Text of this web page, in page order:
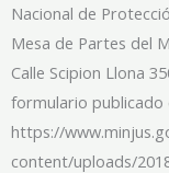
Nacional de
Mesa de Partes del
Calle Scipion Llona
formulario publicado
https://
content/uploads/